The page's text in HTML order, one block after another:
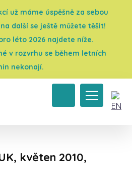
už máme úspěšně za sebou
další se ještě můžete těšit!
léto 2026 najdete níže.
v rozvrhu se během letních
nekonají.
květen 2010,